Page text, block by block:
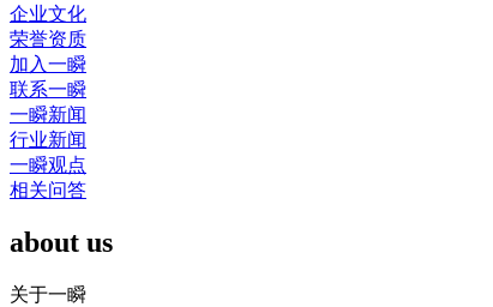
企业文化
荣誉资质
加入一瞬
联系一瞬
一瞬新闻
行业新闻
一瞬观点
相关问答
about us
关于一瞬